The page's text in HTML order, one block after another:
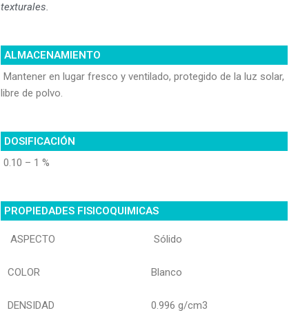
texturales.
ALMACENAMIENTO
Mantener en lugar fresco y ventilado, protegido de la luz solar,
libre de polvo.
DOSIFICACIÓN
0.10 – 1 %
PROPIEDADES FISICOQUIMICAS
ASPECTO
COLOR
DENSIDAD
Sólido
Blanco
0.996 g/cm3